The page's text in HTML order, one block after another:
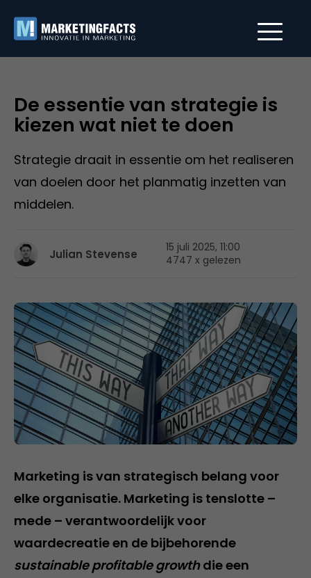
De essentie van strategie is
kiezen wat niet te doen
Strategie draait in essentie om het realiseren
van doelen door het planmatig inzetten van
middelen.
Julian Stevense
15 juli 2025, 11:00
4747 x gelezen
Marketing is van strategisch belang voor
elke organisatie. Marketing is tenslotte –
mede – verantwoordelijk voor
waardecreatie en de bijbehorende
sustainable profitable growthdie een